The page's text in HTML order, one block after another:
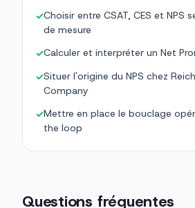
✓Choisir entre CSAT, CES et NPS
de mesure
✓Calculer et interpréter un Net
✓Situer l'origine du NPS chez
Company
✓Mettre en place le bouclage
the loop
Questions fréquentes